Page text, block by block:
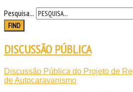
Pesquisa...
FIND
DISCUSSÃO PÚBLICA
Discussão Pública do Projeto de
de Autocaravanismo